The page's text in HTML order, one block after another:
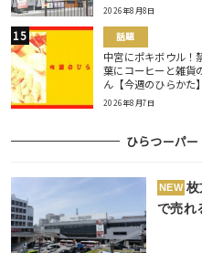
2026年8月8日
話題
中宮にポキボウル！
葉にコーヒーと雑貨
ん【今週のひらかた】
2026年8月7日
ひらつーパ
NEW 枚
で売れ